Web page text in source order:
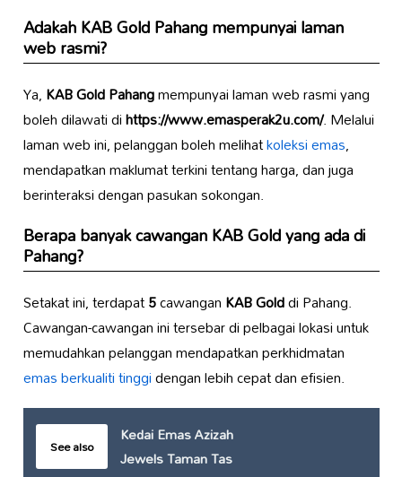
Adakah KAB Gold Pahang mempunyai laman
web rasmi?
Ya,KAB Gold Pahangmempunyai laman web rasmi yang
boleh dilawati dihttps://www.emasperak2u.com/. Melalui
laman web ini, pelanggan boleh melihatkoleksi emas,
mendapatkan maklumat terkini tentang harga, dan juga
berinteraksi dengan pasukan sokongan.
Berapa banyak cawangan KAB Gold yang ada di
Pahang?
Setakat ini, terdapat5cawanganKAB Golddi Pahang.
Cawangan-cawangan ini tersebar di pelbagai lokasi untuk
memudahkan pelanggan mendapatkan perkhidmatan
emas berkualiti tinggidengan lebih cepat dan efisien.
See also
Kedai Emas Azizah
Jewels Taman Tas